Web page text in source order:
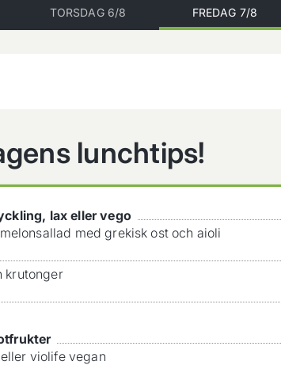
TORSDAG 6/8 FREDAG 7/8
lunchtips!
lax eller vego
med grekisk ost och aioli
krutonger
violife vegan